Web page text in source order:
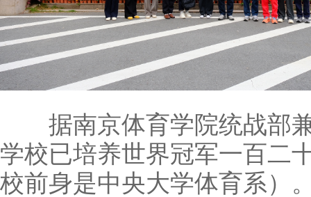
据南京体育学院统战部兼
学校已培养世界冠军一百二
校前身是中央大学体育系）